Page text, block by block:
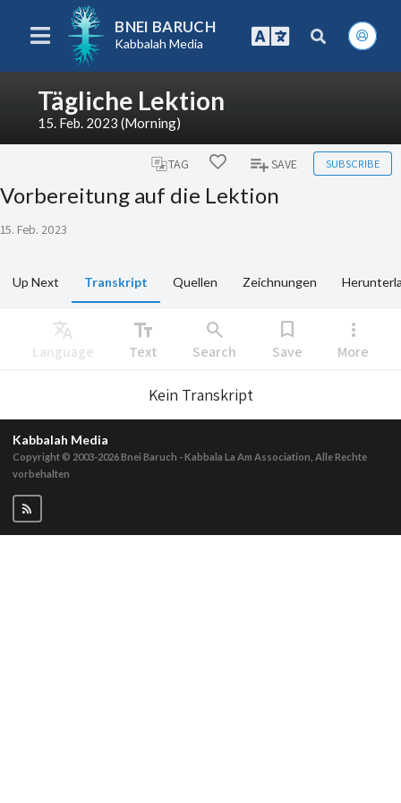
BNEI BARUCH
Kabbalah Media
Tägliche Lektion
15. Feb. 2023 (Morning)
TAG SAVE SUBSCRIBE
Vorbereitung auf die Lektion
15. Feb. 2023
Up Next Transkript Quellen Zeichnungen
Translate
Language
text_fields
Text
search
Search
bookmark
Save
more_vert
More
Kein Transkript
Kabbalah Media
Copyright © 2003-2026Bnei Baruch - Kabbala La Am Association, Alle Rechte
vorbehalten